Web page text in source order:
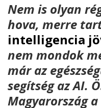
Nem is olyan
hova, merre
intelligencia
nem mondok
már az
segítség az AI.
Magyarország